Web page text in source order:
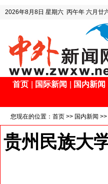
2026年8月8日 星期六 丙午年 六月廿
首页 国际新闻 国内新闻
您现在的位置： 首页 >> 国内新闻
贵州民族大